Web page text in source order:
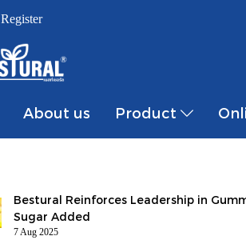
Register
About us Product
Bestural Reinforces Leadership in
Sugar Added
7 Aug 2025